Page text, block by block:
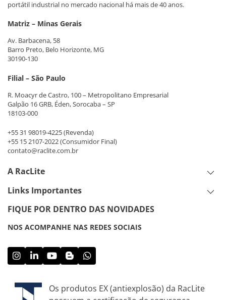
portátil industrial no mercado nacional há mais de 40 anos.
Matriz – Minas Gerais
Av. Barbacena, 58
Barro Preto, Belo Horizonte, MG
30190-130
Filial – São Paulo
R. Moacyr de Castro, 100 – Metropolitano Empresarial
Galpão 16 GRB, Éden, Sorocaba – SP
18103-000
+55 31 98019-4225(Revenda)
+55 15 2107-2022(Consumidor Final)
contato@raclite.com.br
A RacLite
Links Importantes
FIQUE POR DENTRO DAS NOVIDADES
NOS ACOMPANHE NAS REDES SOCIAIS
Os produtos EX (antiexplosão) da RacLite